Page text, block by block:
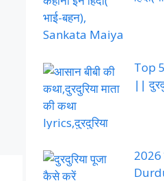
Top 5
||
2026